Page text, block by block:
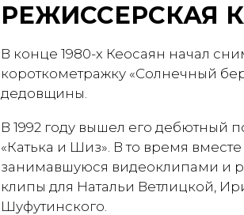
РЕЖИССЕРСКАЯ
В конце 1980-х Кеосаян начал
короткометражку «Солнечный
дедовщины.
В 1992 году вышел его
«Катька и Шиз». В то время
занимавшуюся видеоклипами и
клипы для Натальи Ветлицкой,
Шуфутинского.